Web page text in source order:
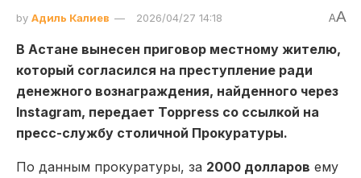
by Адиль Калиев 2026/04/27 14:18 AA
В Астане вынесен приговор местному жителю,
который согласился на преступление ради
денежного вознаграждения, найденного через
Instagram, передает Toppress со ссылкой на
пресс-службу столичной Прокуратуры.
По данным прокуратуры, за 2000 долларов ему